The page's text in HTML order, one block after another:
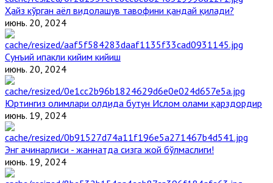
Ҳайз кўрган аёл видолашув тавофини қандай қилади?
июнь. 20, 2024
Сунъий ипакли кийим кийиш
июнь. 20, 2024
Юртингиз олимлари олдида бутун Ислом олами қарздордир
июнь. 19, 2024
Энг ачинарлиси - жаннатда сизга жой бўлмаслиги!
июнь. 19, 2024